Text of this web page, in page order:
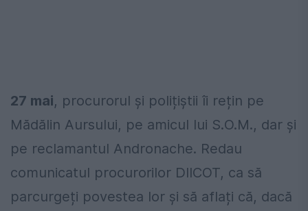
27 mai, procurorul și polițiștii îi rețin pe
Mădălin Aursului, pe amicul lui S.O.M., dar și
pe reclamantul Andronache. Redau
comunicatul procurorilor DIICOT, ca să
parcurgeți povestea lor și să aflați că, dacă